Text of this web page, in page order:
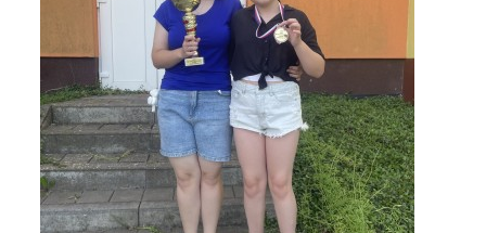
NAŠE ÚSPĚCHY
GDPR
PŘEDŠKOLÁCI
JAK MOTIVOVAT DÍTĚ KE ČTENÍ